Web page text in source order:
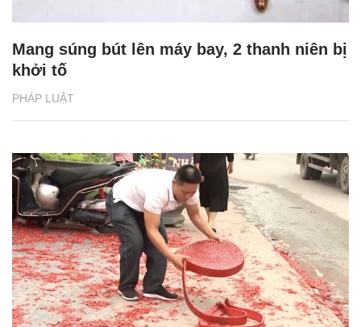
PHÁP LUẬT
Mang súng bút lên máy bay, 2 thanh niên bị
khởi tố